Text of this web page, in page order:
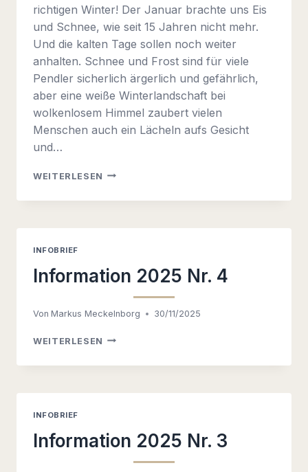
richtigen Winter! Der Januar brachte uns Eis
und Schnee, wie seit 15 Jahren nicht mehr.
Und die kalten Tage sollen noch weiter
anhalten. Schnee und Frost sind für viele
Pendler sicherlich ärgerlich und gefährlich,
aber eine weiße Winterlandschaft bei
wolkenlosem Himmel zaubert vielen
Menschen auch ein Lächeln aufs Gesicht
und…
WEITERLESEN INFORMATION
NR.
INFOBRIEF
Information 2025 Nr. 4
Von Markus Meckelnborg 30/11/2025
WEITERLESEN INFORMATION
NR.
INFOBRIEF
Information 2025 Nr. 3